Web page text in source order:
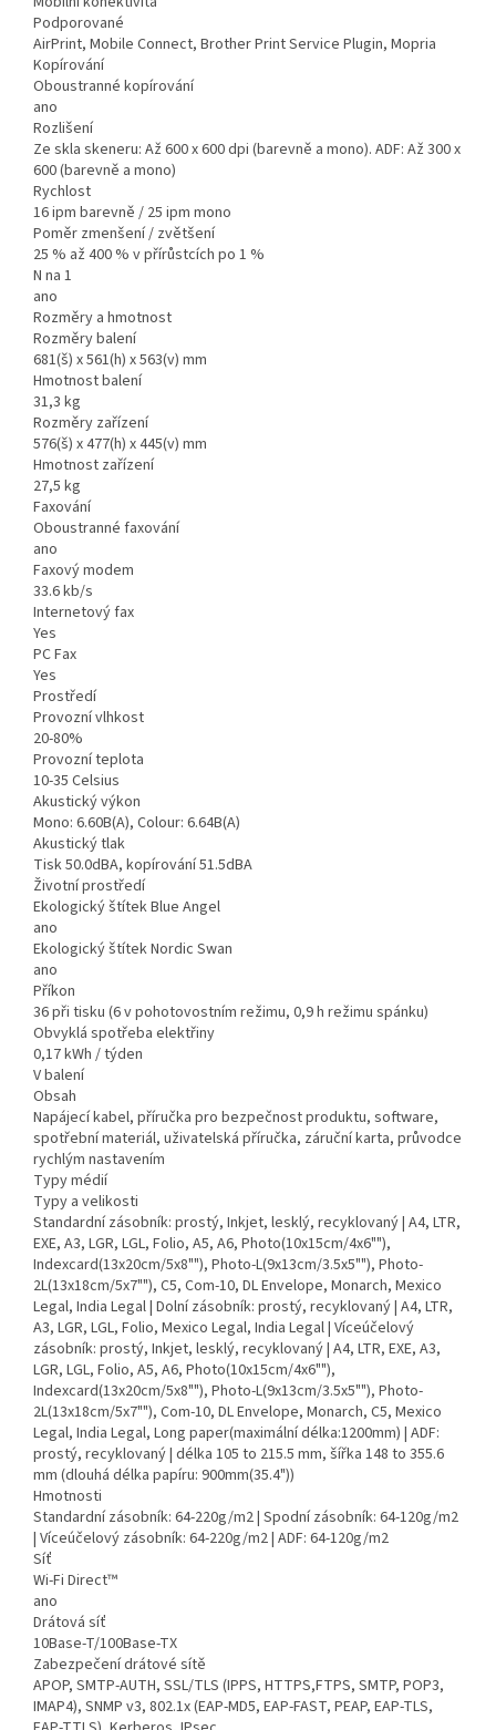
Podporované
AirPrint, Mobile Connect, Brother Print Service Plugin, Mopria
Kopírování
Oboustranné kopírování
ano
Rozlišení
Ze skla skeneru: Až 600 x 600 dpi (barevně a mono). ADF: Až 300 x
600 (barevně a mono)
Rychlost
16 ipm barevně / 25 ipm mono
Poměr zmenšení / zvětšení
25 % až 400 % v přírůstcích po 1 %
N na 1
ano
Rozměry a hmotnost
Rozměry balení
681(š) x 561(h) x 563(v) mm
Hmotnost balení
31,3 kg
Rozměry zařízení
576(š) x 477(h) x 445(v) mm
Hmotnost zařízení
27,5 kg
Faxování
Oboustranné faxování
ano
Faxový modem
33.6 kb/s
Internetový fax
Yes
PC Fax
Yes
Prostředí
Provozní vlhkost
20-80%
Provozní teplota
10-35 Celsius
Akustický výkon
Mono: 6.60B(A), Colour: 6.64B(A)
Akustický tlak
Tisk 50.0dBA, kopírování 51.5dBA
Životní prostředí
Ekologický štítek Blue Angel
ano
Ekologický štítek Nordic Swan
ano
Příkon
36 při tisku (6 v pohotovostním režimu, 0,9 h režimu spánku)
Obvyklá spotřeba elektřiny
0,17 kWh / týden
V balení
Obsah
Napájecí kabel, příručka pro bezpečnost produktu, software,
spotřební materiál, uživatelská příručka, záruční karta, průvodce
rychlým nastavením
Typy médií
Typy a velikosti
Standardní zásobník: prostý, Inkjet, lesklý, recyklovaný | A4, LTR,
EXE, A3, LGR, LGL, Folio, A5, A6, Photo(10x15cm/4x6""),
Indexcard(13x20cm/5x8""), Photo-L(9x13cm/3.5x5""), Photo-
2L(13x18cm/5x7""), C5, Com-10, DL Envelope, Monarch, Mexico
Legal, India Legal | Dolní zásobník: prostý, recyklovaný | A4, LTR,
A3, LGR, LGL, Folio, Mexico Legal, India Legal | Víceúčelový
zásobník: prostý, Inkjet, lesklý, recyklovaný | A4, LTR, EXE, A3,
LGR, LGL, Folio, A5, A6, Photo(10x15cm/4x6""),
Indexcard(13x20cm/5x8""), Photo-L(9x13cm/3.5x5""), Photo-
2L(13x18cm/5x7""), Com-10, DL Envelope, Monarch, C5, Mexico
Legal, India Legal, Long paper(maximální délka:1200mm) | ADF:
prostý, recyklovaný | délka 105 to 215.5 mm, šířka 148 to 355.6
mm (dlouhá délka papíru: 900mm(35.4"))
Hmotnosti
Standardní zásobník: 64-220g/m2 | Spodní zásobník: 64-120g/m2
| Víceúčelový zásobník: 64-220g/m2 | ADF: 64-120g/m2
Síť
Wi-Fi Direct™
ano
Drátová síť
10Base-T/100Base-TX
Zabezpečení drátové sítě
APOP, SMTP-AUTH, SSL/TLS (IPPS, HTTPS,FTPS, SMTP, POP3,
IMAP4), SNMP v3, 802.1x (EAP-MD5, EAP-FAST, PEAP, EAP-TLS,